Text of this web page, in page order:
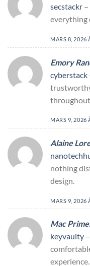
secstackr
everything
MARS 8, 2026
Emory
cyberstack
throughout.
MARS 9, 2026
Alaine
nothing
design.
MARS 9, 2026
Mac
keyvaulty
experience.